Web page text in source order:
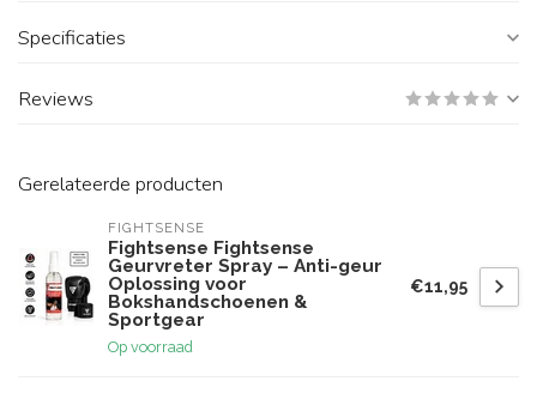
Specificaties
Reviews
Gerelateerde producten
FIGHTSENSE
Fightsense Fightsense
Geurvreter Spray – Anti-geur
Oplossing voor
Bokshandschoenen &
Sportgear
Op voorraad
€11,95